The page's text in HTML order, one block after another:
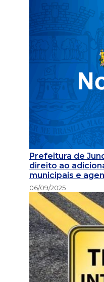
Prefeitura de
direito ao
municipais e
06/09/2025